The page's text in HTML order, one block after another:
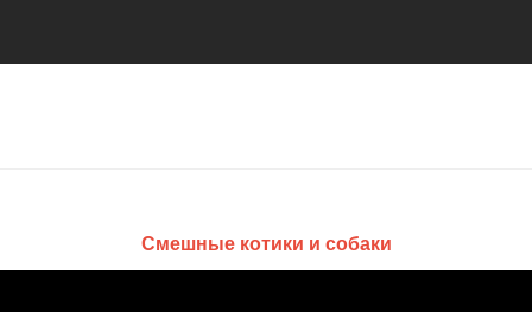
Смешные котики и собаки